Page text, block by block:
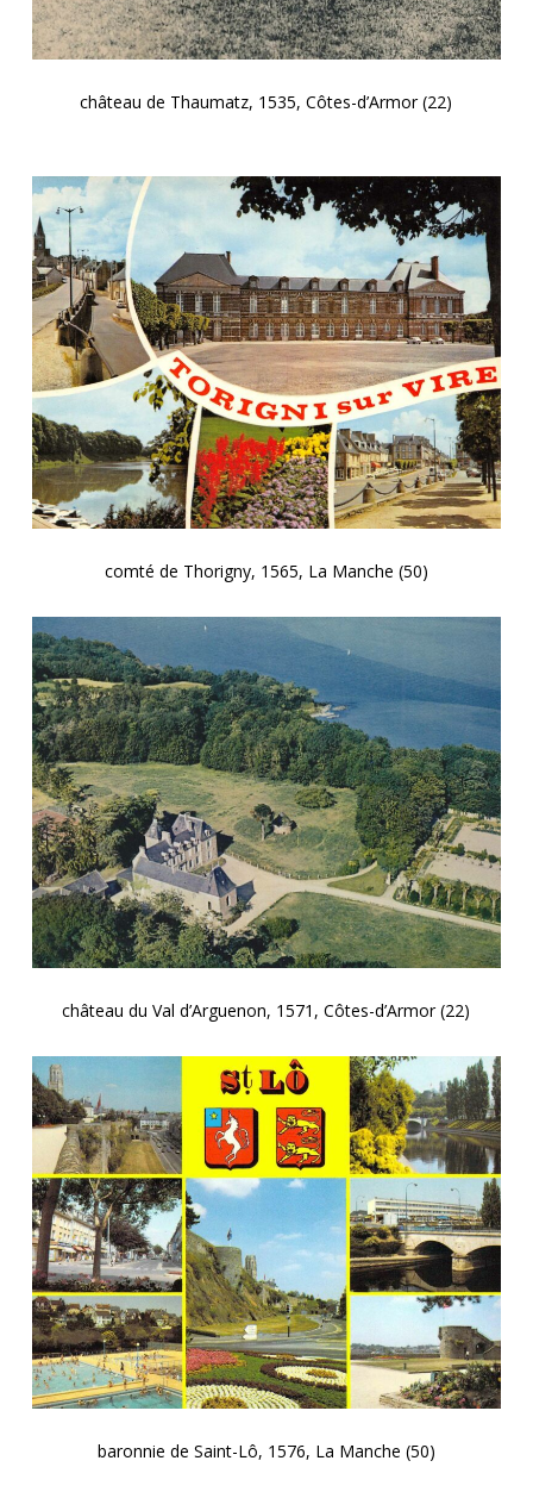
château de Thaumatz, 1535, Côtes-d’Armor (22)
comté de Thorigny, 1565, La Manche (50)
château du Val d’Arguenon, 1571, Côtes-d’Armor (22)
baronnie de Saint-Lô, 1576, La Manche (50)